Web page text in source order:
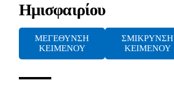
Ημισφαιρίου
ΜΕΓΕΘΥΝΣΗ
ΚΕΙΜΕΝΟΥ
ΣΜΙΚΡΥΝΣΗ
ΚΕΙΜΕΝΟΥ